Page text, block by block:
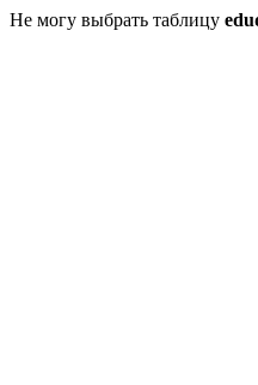
Не могу выбрать таблицу